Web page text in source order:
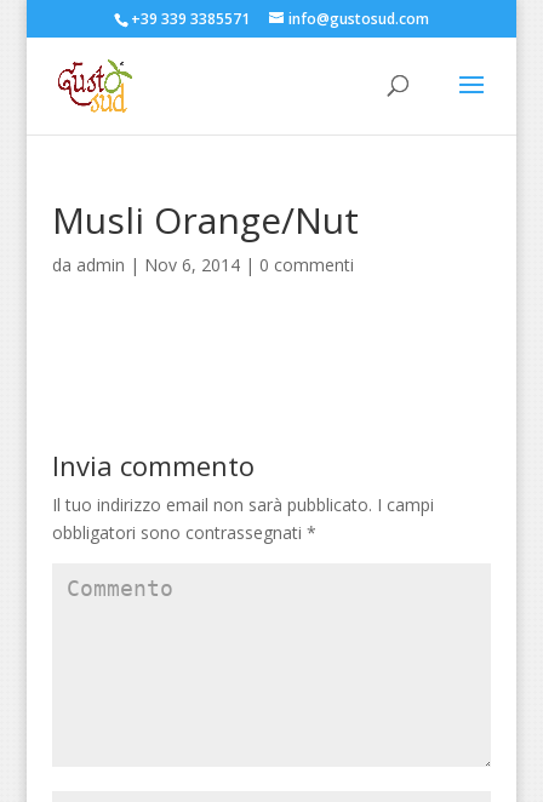
+39 339 3385571 info@gustosud.com
Musli Orange/Nut
da admin | Nov 6, 2014| 0 commenti
Invia commento
Il tuo indirizzo email non sarà pubblicato. I campi
obbligatori sono contrassegnati *